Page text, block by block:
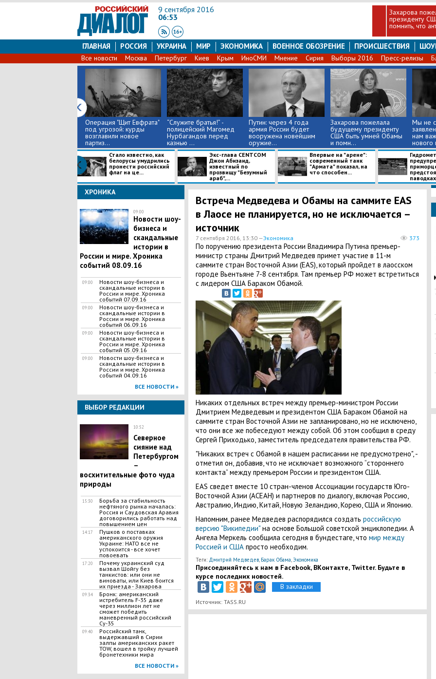
9 сентября 2016
06:53
Захарова
президенту
помнить, что
ГЛАВНАЯ РОССИЯ УКРАИНА МИР ЭКОНОМИКА ВОЕННОЕ ОБОЗРЕНИЕ ПРОИСШЕСТВИЯ
Все новости Москва Петербург Киев Крым ИноСМИ Мнение Сирия Выборы 2016 Пресс-релизы
Операция "Щит Евфрата"
под угрозой: курды
возглавили новое
партиз...
“Служите братья!” -
полицейский Магомед
Нурбагандов перед
казнью ...
Путин: через 4 года
армия России будет
вооружена новейшим
оружие...
Захарова пожелала
будущему президенту
США быть умней Обамы
и помн...
Мы не
нам
нового
Стало известно, как
белорусы умудрились
пронести российский
флаг на це...
Экс-глава CENTCOM
Джон Абизаид,
известный по
прозвищу "Безумный
араб",...
Впервые на "арене":
современный танк
"Армата" показал, на
что способен...
ХРОНИКА
09:00
Новости шоу-
бизнеса и
скандальные
истории в
России и мире. Хроника
событий 08.09.16
09:00
Новости шоу-бизнеса и
скандальные истории в
России и мире. Хроника
событий 07.09.16
09:00
Новости шоу-бизнеса и
скандальные истории в
России и мире. Хроника
событий 06.09.16
09:00
Новости шоу-бизнеса и
скандальные истории в
России и мире. Хроника
событий 05.09.16
09:00
Новости шоу-бизнеса и
скандальные истории в
России и мире. Хроника
событий 04.09.16
ВСЕ НОВОСТИ »
ВЫБОР РЕДАКЦИИ
10:52
Северное
сияние над
Петербургом
–
восхитительные фото чуда
природы
15:30
Борьба за стабильность
нефтяного рынка началась:
Россия и Саудовская Аравия
договорились работать над
повышением цен
14:17
Пушков о поставках
американского оружия
Украине: НАТО все не
успокоится - все хочет
повоевать
17:20
Почему украинский суд
вызвал Шойгу без
танкистов: или они не
виноваты, или Киев боится
их приезда - Захарова
09:34
Бронк: американский
истребитель F-35 даже
через миллион лет не
сможет победить
маневренный российский
Су-35
09:40
Российский танк,
выдержавший в Сирии
залпы американских ракет
TOW, вошел в тройку лучшей
бронетехники мира
ВСЕ НОВОСТИ »
Встреча Медведева и Обамы на саммите EAS
в Лаосе не планируется, но не исключается –
источник
7 сентября 2016, 13:30 —Экономика 373
По поручению президента России Владимира Путина премьер-
министр страны Дмитрий Медведев примет участие в 11-м
саммите стран Восточной Азии (EAS), который пройдет в лаосском
городе Вьентьяне 7-8 сентября. Там премьер РФ может встретиться
с лидером США Бараком Обамой.
Никаких отдельных встреч между премьер-министром России
Дмитрием Медведевым и президентом США Бараком Обамой на
саммите стран Восточной Азии не запланировано, но не исключено,
что они все же побеседуют между собой. Об этом сообщил в среду
Сергей Приходько, заместитель председателя правительства РФ.
"Никаких встреч с Обамой в нашем расписании не предусмотрено", -
отметил он, добавив, что не исключает возможного “стороннего
контакта” между премьером России и президентом США.
EAS сведет вместе 10 стран-членов Ассоциации государств Юго-
Восточной Азии (АСЕАН) и партнеров по диалогу, включая Россию,
Австралию, Индию, Китай, Новую Зеландию, Корею, США и Японию.
Напомним, ранее Медведев распорядился создать российскую
версию "Википедии"на основе Большой советской энциклопедии. А
Ангела Меркель сообщила сегодня в бундестаге, что мир между
Россией и СШАпросто необходим.
Теги: Дмитрий Медведев, Барак Обама Экономика
Присоединяйтесь к нам в Facebook, ВКонтакте, Twitter. Будьте в
курсе последних новостей.
В закладки
Источник: TASS.RU